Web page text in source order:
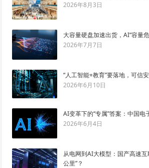
2026年8月3日
大容量硬盘加速出货，AI“容量
2026年7月7日
“人工智能+教育”要落地，可信
2026年6月10日
AI变革下的“专属”答案：中国电
2026年6月4日
从电网到AI大模型：国产高速
公里”？